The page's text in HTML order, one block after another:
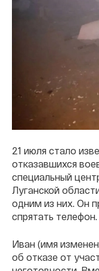
21 июля стало
отказавшихся
специальный
Луганской
одним из них. Он
спрятать телефон.
Иван (имя
об отказе от